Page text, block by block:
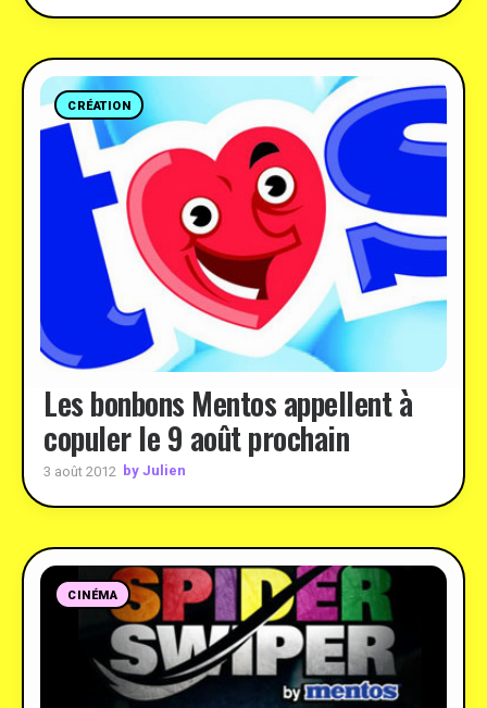
CRÉATION
Les bonbons Mentos appellent à
copuler le 9 août prochain
3 août 2012 by Julien
CINÉMA